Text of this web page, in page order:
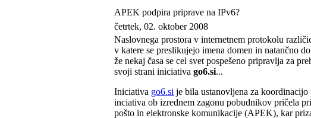
APEK podpira priprave na IPv6?
četrtek, 02. oktober 2008
Naslovnega prostora v internetnem protokolu
v katere se preslikujejo imena domen in natančno
že nekaj časa se cel svet pospešeno pripravlja za
svoji strani iniciativa go6.si...
Iniciativa go6.si je bila ustanovljena za
inciativa ob izrednem zagonu pobudnikov pričela
pošto in elektronske komunikacije (APEK), kar